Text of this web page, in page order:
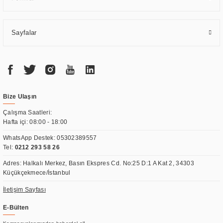
Sayfalar
Bize Ulaşın
Çalışma Saatleri:
Hafta içi: 08:00 - 18:00
WhatsApp Destek:05302389557
Tel: 0212 293 58 26
Adres: Halkalı Merkez, Basın Ekspres Cd. No:25 D:1 A Kat 2, 34303
Küçükçekmece/İstanbul
İletişim Sayfası
E-Bülten